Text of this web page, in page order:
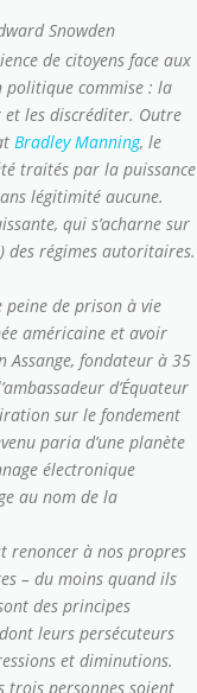
Snowden
de citoyens face aux
politique commise : la
et les discréditer. Outre
Bradley Manning, le
traités par la puissance
légitimité aucune.
qui s’acharne sur
des régimes autoritaires.
peine de prison à vie
américaine et avoir
Assange, fondateur à 35
d’Équateur
sur le fondement
paria d’une planète
électronique
au nom de la
renoncer à nos propres
– du moins quand ils
des principes
leurs persécuteurs
et diminutions.
trois personnes soient